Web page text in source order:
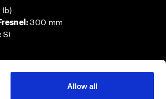
Allow all
lb)
300 mm
Sì